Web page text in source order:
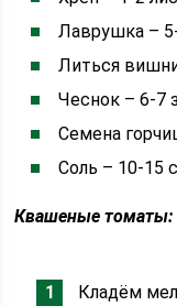
Лаврушка –
Литься
Чеснок – 6-7
Семена
Соль – 10-15
Квашеные томаты:
Кладём